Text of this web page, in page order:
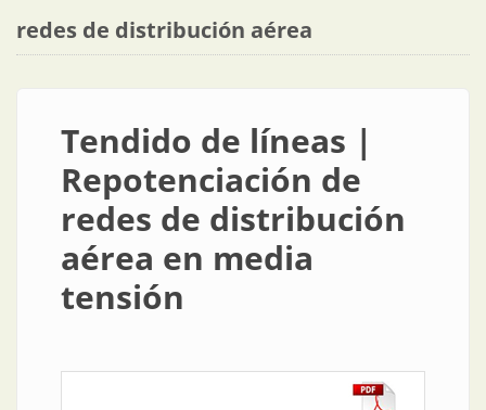
redes de distribución aérea
Tendido de líneas |
Repotenciación de
redes de distribución
aérea en media
tensión